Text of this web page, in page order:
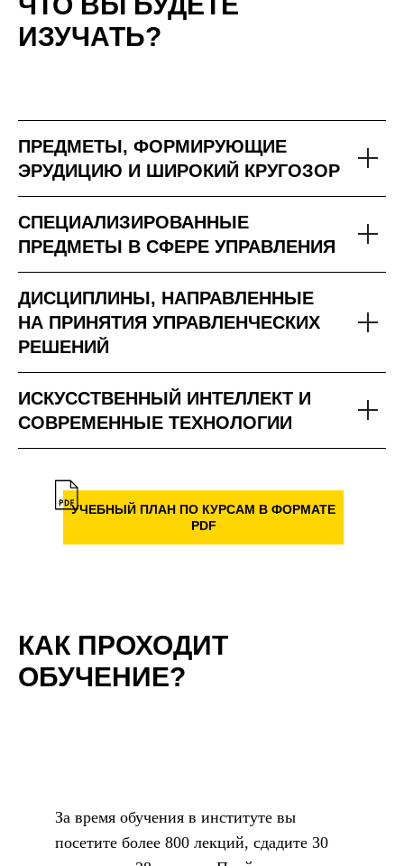
ИЗУЧАТЬ?
ПРЕДМЕТЫ, ФОРМИРУЮЩИЕ
ЭРУДИЦИЮ И ШИРОКИЙ КРУГОЗОР
СПЕЦИАЛИЗИРОВАННЫЕ
ПРЕДМЕТЫ В СФЕРЕ УПРАВЛЕНИЯ
ДИСЦИПЛИНЫ, НАПРАВЛЕННЫЕ
НА ПРИНЯТИЯ УПРАВЛЕНЧЕСКИХ
РЕШЕНИЙ
ИСКУССТВЕННЫЙ ИНТЕЛЛЕКТ И
СОВРЕМЕННЫЕ ТЕХНОЛОГИИ
УЧЕБНЫЙ ПЛАН ПО КУРСАМ В ФОРМАТЕ
PDF
КАК ПРОХОДИТ
ОБУЧЕНИЕ?
За время обучения в институте вы
посетите более 800 лекций, сдадите 30